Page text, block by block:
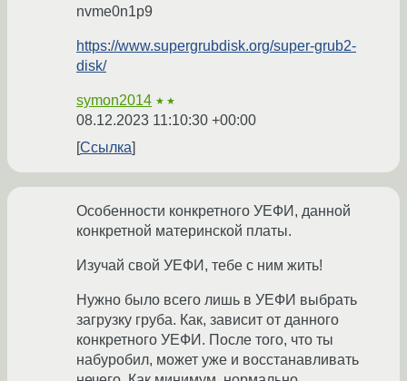
nvme0n1p9
https://www.supergrubdisk.org/super-grub2-
disk/
symon2014 ★★
08.12.2023 11:10:30 +00:00
Ссылка
Особенности конкретного УЕФИ, данной
конкретной материнской платы.
Изучай свой УЕФИ, тебе с ним жить!
Нужно было всего лишь в УЕФИ выбрать
загрузку груба. Как, зависит от данного
конкретного УЕФИ. После того, что ты
набуробил, может уже и восстанавливать